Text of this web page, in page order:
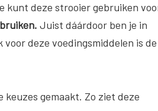
kunt deze strooier gebruiken
Juist dáárdoor ben je in
deze voedingsmiddelen is de
gemaakt. Zo ziet deze